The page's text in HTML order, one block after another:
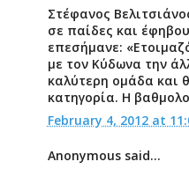
Στέφανος
σε παίδες και
επεσήμανε:
με τον Κύδωνα την
καλύτερη ομάδα και
κατηγορία. Η
February 4, 2012 at
Anonymous said...